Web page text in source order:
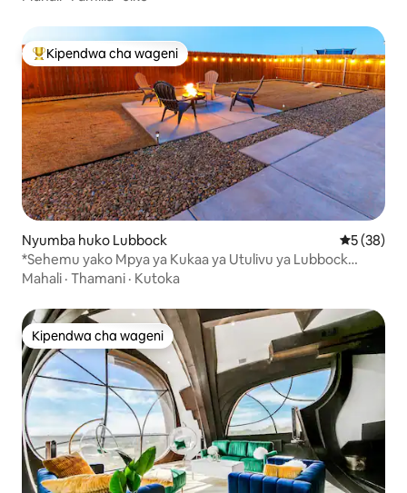
Kipendwa maarufu cha wageni
Kipendwa cha wageni
Nyumba huko Lubbock Ukadiriaji
5 (38)
*Sehemu yako Mpya ya Kukaa ya Utulivu ya Lubbock
Magharibi #2*
Mahali · Thamani · Kutoka
Kipendwa cha wageni
Kipendwa cha wageni